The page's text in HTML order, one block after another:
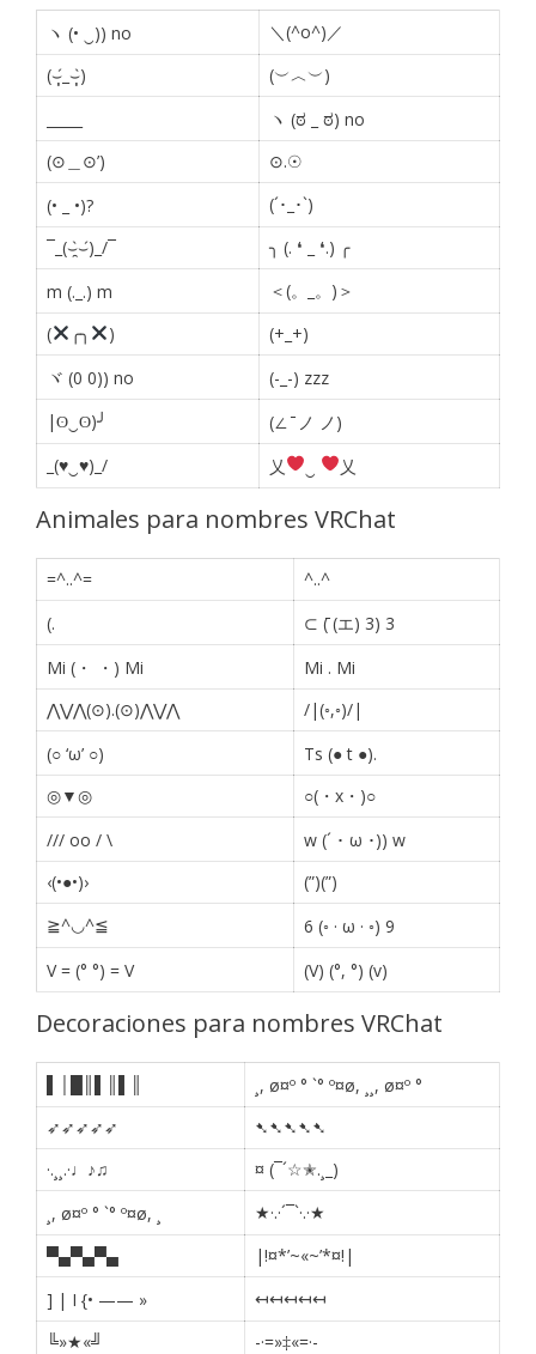
ヽ (• ‿)) no
＼(^o^)／
(⌣̩̩́_⌣̩̩̀)
(︶︿︶)
ヽ (ಠ _ ಠ) no
(⊙＿⊙’)
⊙.☉
(• _ •)?
(´･_･`)
¯_(⌣̯̀⌣́)_/¯
╮ (. ❛ _ ❛.) ╭
m (._.) m
＜(。_。)＞
(
╭╮ )
(+_+)
ヾ (0 0)) no
(-_-) zzz
|ʘ‿ʘ)╯
(∠ ̄ ノ ノ)
_(♥‿♥)_/
乂 乂
Animales para nombres VRChat
=^..^=
^..^
(.
⊂ (̄ (エ) 3) 3
Mi (・ ・) Mi
Mi . Mi
⋀⋁⋀(⊙).(⊙)⋀⋁⋀
/|(◦,◦)/|
(○ ‘ω’ ○)
Ts (● t ●).
◎▼◎
○(・x・)○
/// oo / \
w (´ ･ ω ･)) w
‹(•●•)›
(”)(”)
≧^◡^≦
6 (◦ · ω · ◦) 9
V = (° °) = V
(V) (°, °) (v)
Decoraciones para nombres VRChat
¸, ø¤º ° `° º¤ø, ¸¸, ø¤º °
➶➶➶➶➶
➷➷➷➷➷
·.¸¸.·♩♪♫
¤ (¯´☆✭.¸_)
¸, ø¤º ° `° º¤ø, ¸
★·.·´¯`·.·★
▀▄▀▄▀▄
|!¤*’~«~’*¤!|
] | I {• —— »
↤↤↤↤↤
╚»★«╝
-·=»‡«=·-